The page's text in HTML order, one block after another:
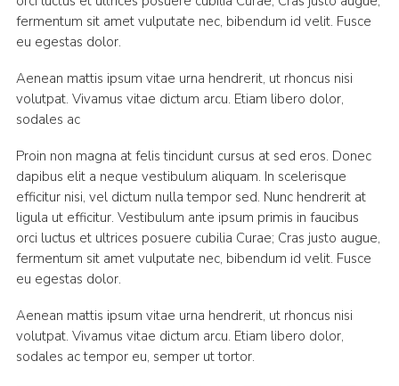
fermentum sit amet vulputate nec, bibendum id velit. Fusce
eu egestas dolor.
Aenean mattis ipsum vitae urna hendrerit, ut rhoncus nisi
volutpat. Vivamus vitae dictum arcu. Etiam libero dolor,
sodales ac
Proin non magna at felis tincidunt cursus at sed eros. Donec
dapibus elit a neque vestibulum aliquam. In scelerisque
efficitur nisi, vel dictum nulla tempor sed. Nunc hendrerit at
ligula ut efficitur. Vestibulum ante ipsum primis in faucibus
orci luctus et ultrices posuere cubilia Curae; Cras justo augue,
fermentum sit amet vulputate nec, bibendum id velit. Fusce
eu egestas dolor.
Aenean mattis ipsum vitae urna hendrerit, ut rhoncus nisi
volutpat. Vivamus vitae dictum arcu. Etiam libero dolor,
sodales ac tempor eu, semper ut tortor.